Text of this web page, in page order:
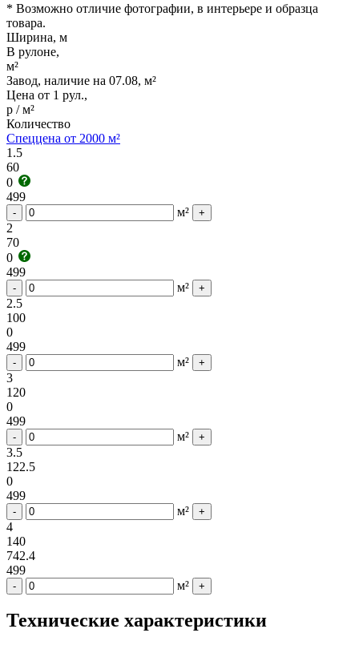
* Возможно отличие фотографии, в интерьере и образца
товара.
Ширина, м
В рулоне,
м²
Завод, наличие на 07.08, м²
Цена от 1 рул.,
р / м²
Количество
Спеццена от 2000 м²
1.5
60
0
499
- м² +
2
70
0
499
- м² +
2.5
100
0
499
- м² +
3
120
0
499
- м² +
3.5
122.5
0
499
- м² +
4
140
742.4
499
- м² +
Технические характеристики